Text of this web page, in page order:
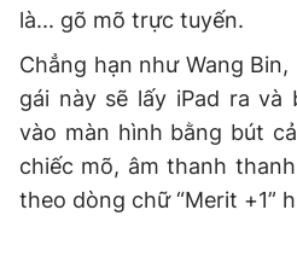
là... gõ mõ trực tuyến.
Chẳng hạn như Wang
gái này sẽ lấy iPad ra và
vào màn hình bằng bút
chiếc mõ, âm thanh
theo dòng chữ “Merit +1”